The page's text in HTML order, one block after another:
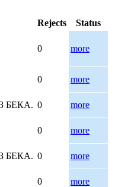
Rejects
Status
0 more
0
more
БЕКА. 0
more
0
more
БЕКА. 0
more
0
more